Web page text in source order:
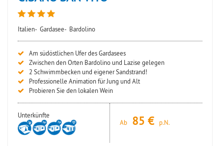
Italien- Gardasee- Bardolino
Am südöstlichen Ufer des Gardasees
Zwischen den Orten Bardolino und Lazise gelegen
2 Schwimmbecken und eigener Sandstrand!
Professionelle Animation für Jung und Alt
Probieren Sie den lokalen Wein
Unterkünfte
Ab
85 p.N.